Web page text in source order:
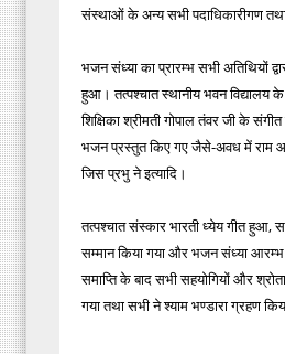
संस्थाओं के अन्य सभी पदाधिकारीगण
भजन संध्या का प्रारम्भ सभी अतिथियों
हुआ। तत्पश्चात स्थानीय भवन विद्यालय के
शिक्षिका श्रीमती गोपाल तंवर जी के
भजन प्रस्तुत किए गए जैसे-अवध में राम
जिस प्रभु ने इत्यादि।
तत्पश्चात संस्कार भारती ध्येय गीत हुआ,
सम्मान किया गया और भजन संध्या
समाप्ति के बाद सभी सहयोगियों और
गया तथा सभी ने श्याम भण्डारा ग्रहण